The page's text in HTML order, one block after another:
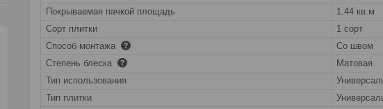
Покрываемая пачкой площадь
1.44 кв.м
Сорт плитки
1 сорт
Способ монтажа
Со швом
Степень блеска
Матовая
Тип использования
Тип плитки